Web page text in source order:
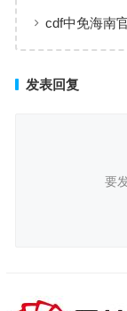
床治愈
cdf中免海南
发表回复
要